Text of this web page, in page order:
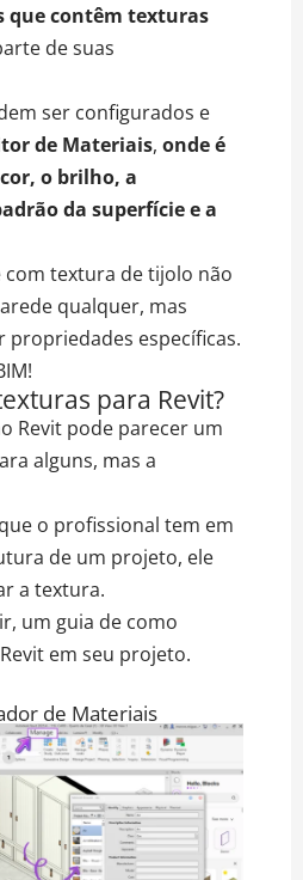
que contêm texturas
de suas
ser configurados e
de Materiais, onde é
o brilho, a
da superfície e a
com textura de tijolo não
qualquer, mas
específicas.
para Revit?
Revit pode parecer um
alguns, mas a
o profissional tem em
de um projeto, ele
a textura.
um guia de como
em seu projeto.
de Materiais